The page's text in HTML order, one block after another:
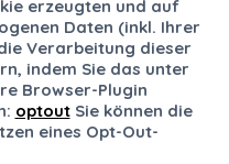
erzeugten und auf
Daten (inkl. Ihrer
Verarbeitung dieser
indem Sie das unter
Browser-Plugin
optoutSie können die
eines Opt-Out-